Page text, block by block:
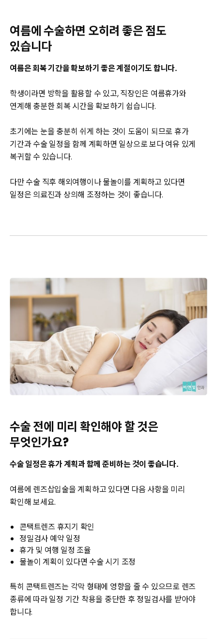
여름에 수술하면 오히려 좋은 점도
있습니다
여름은 회복 기간을 확보하기 좋은 계절이기도 합니다.
학생이라면 방학을 활용할 수 있고, 직장인은 여름휴가와
연계해 충분한 회복 시간을 확보하기 쉽습니다.
초기에는 눈을 충분히 쉬게 하는 것이 도움이 되므로 휴가
기간과 수술 일정을 함께 계획하면 일상으로 보다 여유 있게
복귀할 수 있습니다.
다만 수술 직후 해외여행이나 물놀이를 계획하고 있다면
일정은 의료진과 상의해 조정하는 것이 좋습니다.
수술 전에 미리 확인해야 할 것은
무엇인가요?
수술 일정은 휴가 계획과 함께 준비하는 것이 좋습니다.
여름에 렌즈삽입술을 계획하고 있다면 다음 사항을 미리
확인해 보세요.
콘택트렌즈 휴지기 확인
정밀검사 예약 일정
휴가 및 여행 일정 조율
물놀이 계획이 있다면 수술 시기 조정
특히 콘택트렌즈는 각막 형태에 영향을 줄 수 있으므로 렌즈
종류에 따라 일정 기간 착용을 중단한 후 정밀검사를 받아야
합니다.